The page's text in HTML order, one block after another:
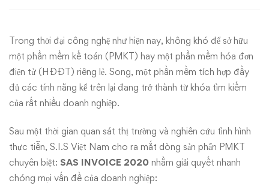
kế
toán
3
trong
1
dành
Trong thời đại công nghệ như hiện nay, không khó để sở hữu
một phần mềm kế toán (PMKT) hay một phần mềm hóa đơn
điện tử (HĐĐT) riêng lẻ. Song, một phần mềm tích hợp đầy
đủ các tính năng kể trên lại đang trở thành từ khóa tìm kiếm
của rất nhiều doanh nghiệp.
Sau một thời gian quan sát thị trường và nghiên cứu tình hình
thực tiễn, S.I.S Việt Nam cho ra mắt dòng sản phẩn PMKT
chuyên biệt: SAS INVOICE 2020 nhằm giải quyết nhanh
chóng mọi vấn đề của doanh nghiệp: